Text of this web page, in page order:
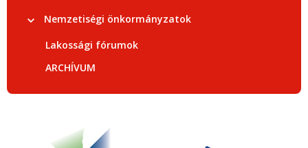
Nemzetiségi önkormányzatok
Lakossági fórumok
ARCHÍVUM